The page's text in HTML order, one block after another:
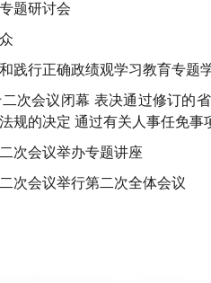
题研讨会
践行正确政绩观学习教育专题
次会议闭幕 表决通过修订的
规的决定 通过有关人事任免事
次会议举办专题讲座
次会议举行第二次全体会议